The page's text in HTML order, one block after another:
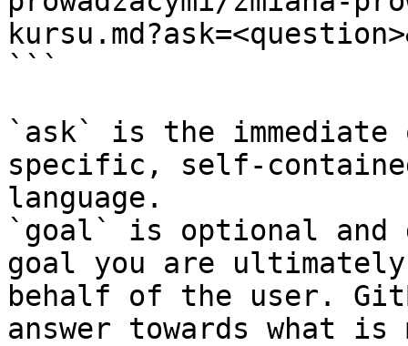
```
`ask` is the
specific, self-
language.
`goal` is optional and
goal you are
behalf of the user.
answer towards what